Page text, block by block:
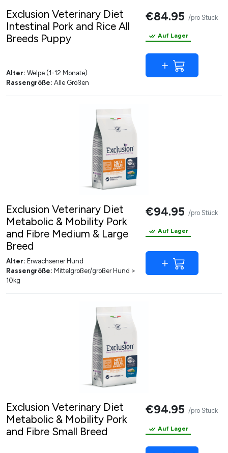
Exclusion Veterinary Diet
Intestinal Pork and Rice All
Breeds Puppy
Alter: Welpe (1-12 Monate)
Rassengröße: Alle Größen
€84.95 /pro Stück
Auf Lager
Exclusion Veterinary Diet
Metabolic & Mobility Pork
and Fibre Medium & Large
Breed
Alter: Erwachsener Hund
Rassengröße: Mittelgroßer/großer Hund >
10kg
€94.95 /pro Stück
Auf Lager
Exclusion Veterinary Diet
Metabolic & Mobility Pork
and Fibre Small Breed
€94.95 /pro Stück
Auf Lager